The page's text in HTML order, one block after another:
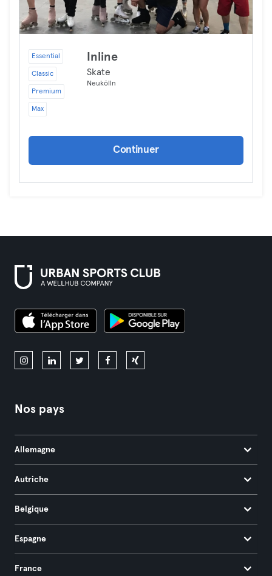
Essential
Classic
Premium
Max
Inline
Skate
Neukölln
Continuer
Nos pays
Allemagne
Autriche
Belgique
Espagne
France